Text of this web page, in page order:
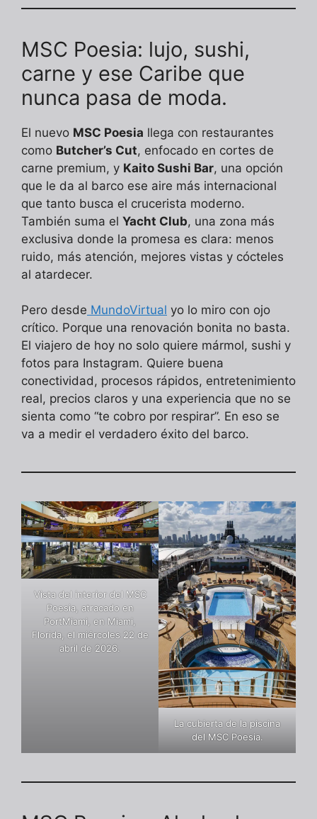
MSC Poesia: lujo, sushi,
carne y ese Caribe que
nunca pasa de moda.
El nuevo MSC Poesia llega con restaurantes
como Butcher’s Cut, enfocado en cortes de
carne premium, y Kaito Sushi Bar, una opción
que le da al barco ese aire más internacional
que tanto busca el crucerista moderno.
También suma el Yacht Club, una zona más
exclusiva donde la promesa es clara: menos
ruido, más atención, mejores vistas y cócteles
al atardecer.
Pero desde MundoVirtual yo lo miro con ojo
crítico. Porque una renovación bonita no basta.
El viajero de hoy no solo quiere mármol, sushi y
fotos para Instagram. Quiere buena
conectividad, procesos rápidos, entretenimiento
real, precios claros y una experiencia que no se
sienta como “te cobro por respirar”. En eso se
va a medir el verdadero éxito del barco.
Vista del interior del MSC
Poesia, atracado en
PortMiami, en Miami,
Florida, el miércoles 22 de
abril de 2026.
La cubierta de la piscina
del MSC Poesia.